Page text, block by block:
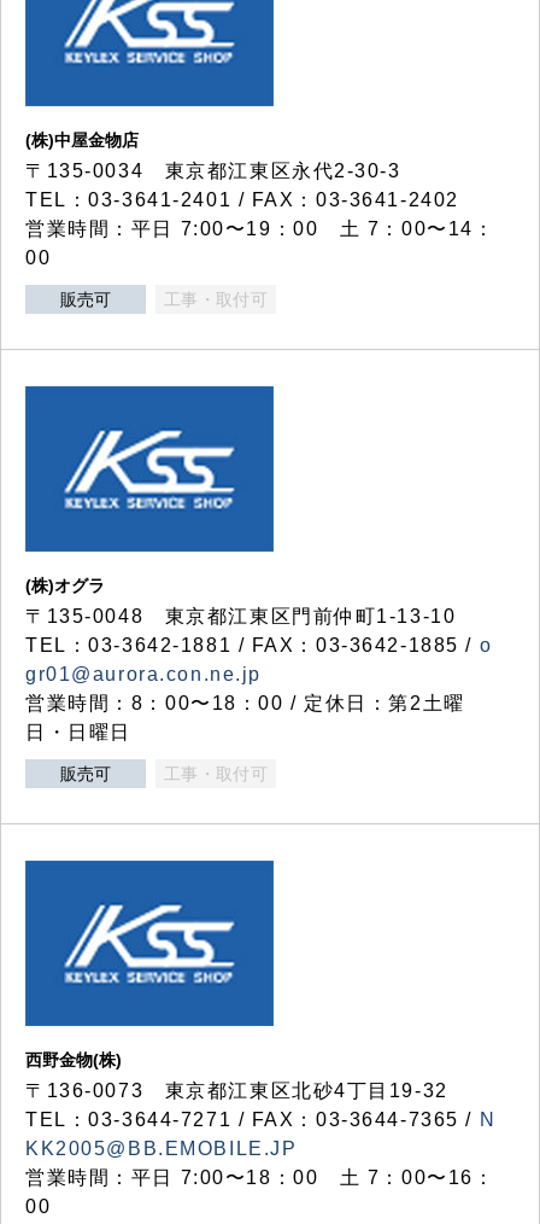
(株)中屋金物店
〒135-0034 東京都江東区永代2-30-3
TEL：03-3641-2401 / FAX：03-3641-2402
営業時間：平日 7:00〜19：00 土 7：00〜14：
00
販売可 工事・取付可
(株)オグラ
〒135-0048 東京都江東区門前仲町1-13-10
TEL：03-3642-1881 / FAX：03-3642-1885 / o
gr01@aurora.con.ne.jp
営業時間：8：00〜18：00 / 定休日：第2土曜
日・日曜日
販売可 工事・取付可
西野金物(株)
〒136-0073 東京都江東区北砂4丁目19-32
TEL：03‐3644‐7271 / FAX：03-3644-7365 / N
KK2005@BB.EMOBILE.JP
営業時間：平日 7:00〜18：00 土 7：00〜16：
00